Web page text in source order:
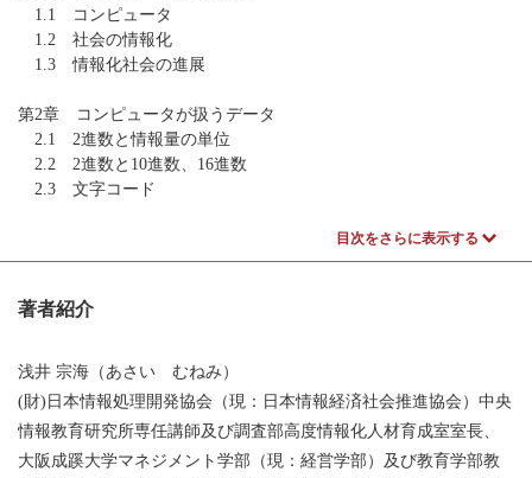
1.1 コンピュータ
1.2 社会の情報化
1.3 情報化社会の進展
第2章 コンピュータが扱うデータ
2.1 2進数と情報量の単位
2.2 2進数と10進数、16進数
2.3 文字コード
3.1 マルチメディア
3.3 ユーザインタフェース
第4章 ディジタルデータ
4.1 アナログデータとディジタルデータ
4.2 ディジタルデータの形式
4.3 コンピュータグラフィックスとデータ
目次をさらに表示する
著者紹介
浅井 宗海（あさい むねみ）
(財)日本情報処理開発協会（現：日本情報経済社会推進協会）中央
情報教育研究所専任講師及び調査部高度情報化人材育成室室長、
大阪成蹊大学マネジメント学部（現：経営学部）及び教育学部教